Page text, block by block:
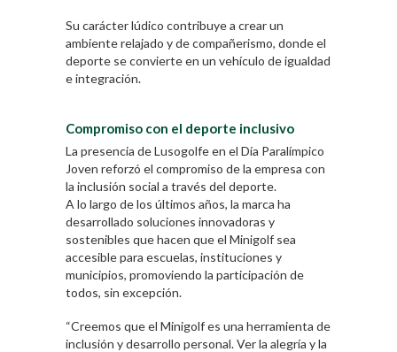
Su carácter lúdico contribuye a crear un
ambiente relajado y de compañerismo, donde el
deporte se convierte en un vehículo de igualdad
e integración.
Compromiso con el deporte inclusivo
La presencia de Lusogolfe en el Día Paralímpico
Joven reforzó el compromiso de la empresa con
la inclusión social a través del deporte.
A lo largo de los últimos años, la marca ha
desarrollado soluciones innovadoras y
sostenibles que hacen que el Minigolf sea
accesible para escuelas, instituciones y
municipios, promoviendo la participación de
todos, sin excepción.
“Creemos que el Minigolf es una herramienta de
inclusión y desarrollo personal. Ver la alegría y la